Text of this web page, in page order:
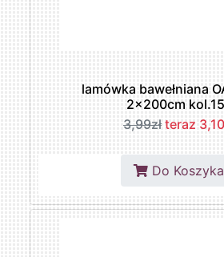
lamówka bawełniana
2x200cm
3,99zł teraz
Do Koszyka